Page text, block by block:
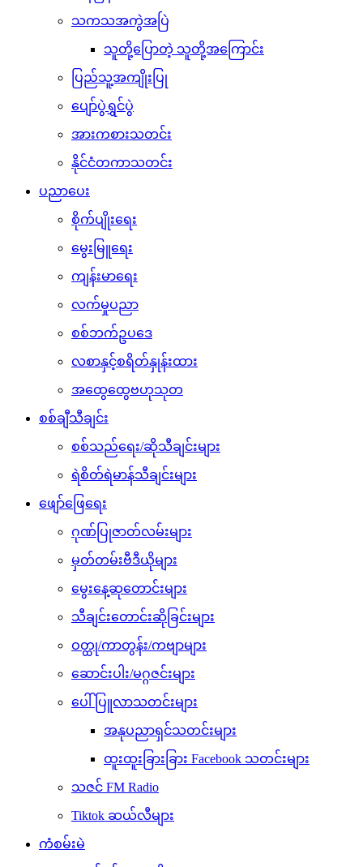
သကသအကွဲအပြဲ
သူတို့ပြောတဲ့ သူတို့အကြောင်း
ပြည်သူ့အကျိုးပြု
ပျော်ပွဲရွှင်ပွဲ
အားကစားသတင်း
နိုင်ငံတကာသတင်း
ပညာပေး
စိုက်ပျိုးရေး
မွေးမြူရေး
ကျန်းမာရေး
လက်မှုပညာ
စစ်ဘက်ဥပဒေ
လစာနှင့်စရိတ်နှုန်းထား
အထွေထွေဗဟုသုတ
စစ်ချီသီချင်း
စစ်သည်ရေး/ဆိုသီချင်းများ
ရဲစိတ်ရဲမာန်သီချင်းများ
ဖျော်ဖြေရေး
ဂုဏ်ပြုဇာတ်လမ်းများ
မှတ်တမ်းဗီဒီယိုများ
မွေးနေ့ဆုတောင်းများ
သီချင်းတောင်းဆိုခြင်းများ
ဝတ္ထု/ကာတွန်း/ကဗျာများ
ဆောင်းပါး/မဂ္ဂဇင်းများ
ပေါ်ပြူလာသတင်းများ
အနုပညာရှင်သတင်းများ
ထူးထူးခြားခြား Facebook သတင်းများ
သဇင် FM Radio
Tiktok ဆယ်လီများ
ကံစမ်းမဲ